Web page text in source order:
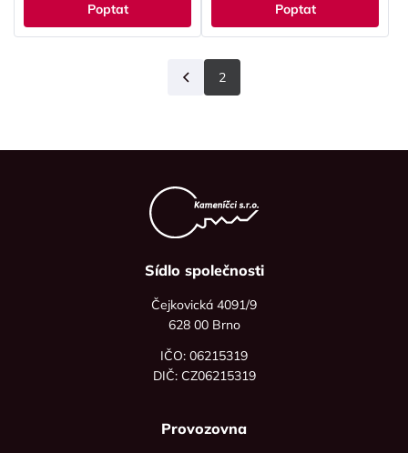
Poptat Poptat
2
Sídlo společnosti
Čejkovická 4091/9
628 00 Brno
IČO: 06215319
DIČ: CZ06215319
Provozovna